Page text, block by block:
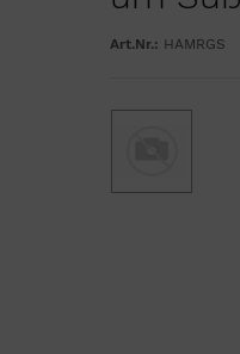
Art.Nr.: HAMRGS